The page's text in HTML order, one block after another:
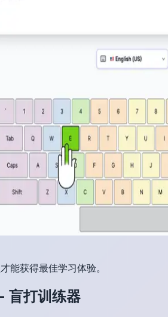
能获得最佳学习体验。
盲打训练器